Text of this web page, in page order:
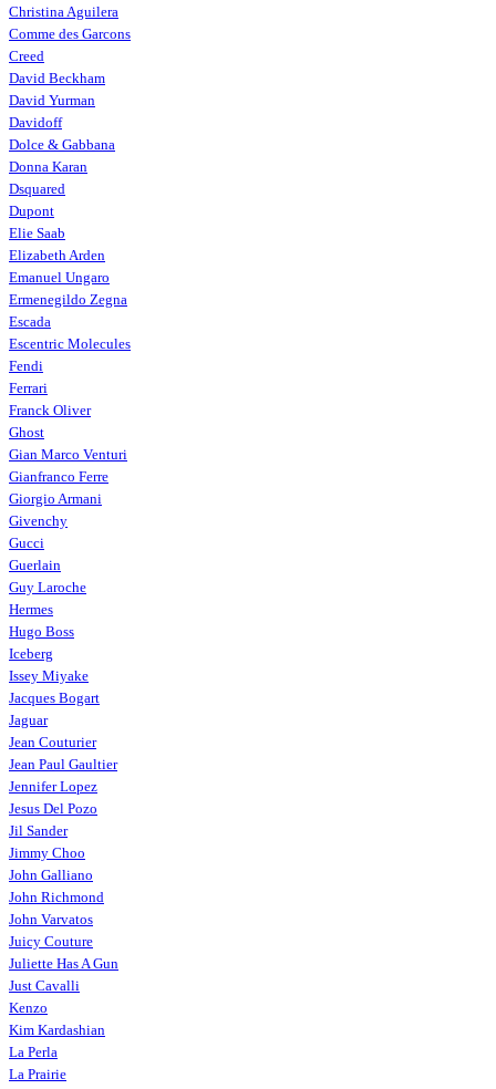
Christina Aguilera
Comme des Garcons
Creed
David Beckham
David Yurman
Davidoff
Dolce & Gabbana
Donna Karan
Dsquared
Dupont
Elie Saab
Elizabeth Arden
Emanuel Ungaro
Ermenegildo Zegna
Escada
Escentric Molecules
Fendi
Ferrari
Franck Oliver
Ghost
Gian Marco Venturi
Gianfranco Ferre
Giorgio Armani
Givenchy
Gucci
Guerlain
Guy Laroche
Hermes
Hugo Boss
Iceberg
Issey Miyake
Jacques Bogart
Jaguar
Jean Couturier
Jean Paul Gaultier
Jennifer Lopez
Jesus Del Pozo
Jil Sander
Jimmy Choo
John Galliano
John Richmond
John Varvatos
Juicy Couture
Juliette Has A Gun
Just Cavalli
Kenzo
Kim Kardashian
La Perla
La Prairie